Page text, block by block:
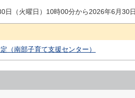
日（火曜日）10時00分から2026年6月30
（南部子育て支援センター）